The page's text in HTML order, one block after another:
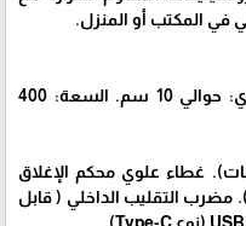
في المكتب أو المنزل.
الارتفاع: حوالي 10.5 سم. القطر العلوي: حوالي 10 سم. السعة: 400
غطاء علوي محكم الإغلاق
التقليب الداخلي ( قابل